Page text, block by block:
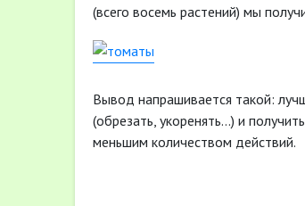
(всего восемь растений) мы
Вывод напрашивается такой:
(обрезать, укоренять…) и
меньшим количеством действий.